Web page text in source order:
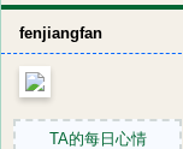
fenjiangfan
TA的每日心情